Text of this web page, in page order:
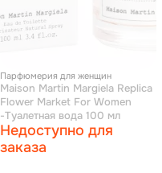
Парфюмерия для женщин
Maison Martin Margiela Replica
Flower Market For Women
-Туалетная вода 100 мл
Недоступно для
заказа